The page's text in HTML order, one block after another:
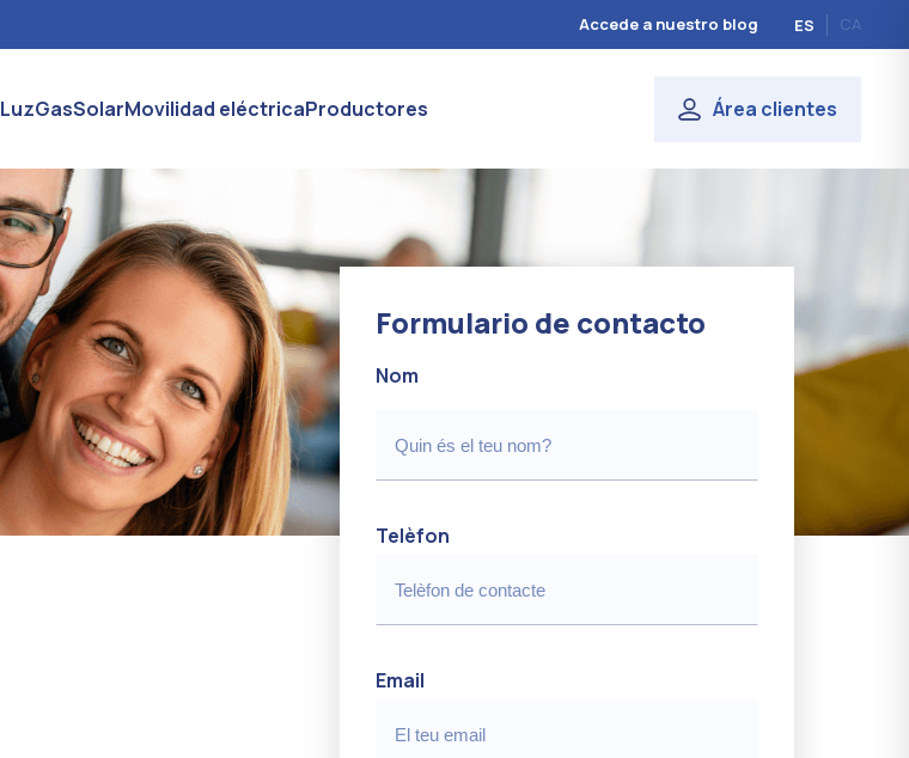
Accede a nuestro blog ES CA
LuzGasSolarMovilidad eléctricaProductores Área clientes
Formulario de contacto
Nom
Telèfon
Email